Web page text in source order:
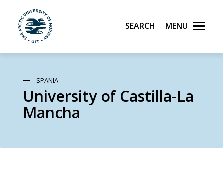
Skip to main content
UiT The Arctic University of Norway
Search Menu
SPANIA
University of Castilla-La
Mancha